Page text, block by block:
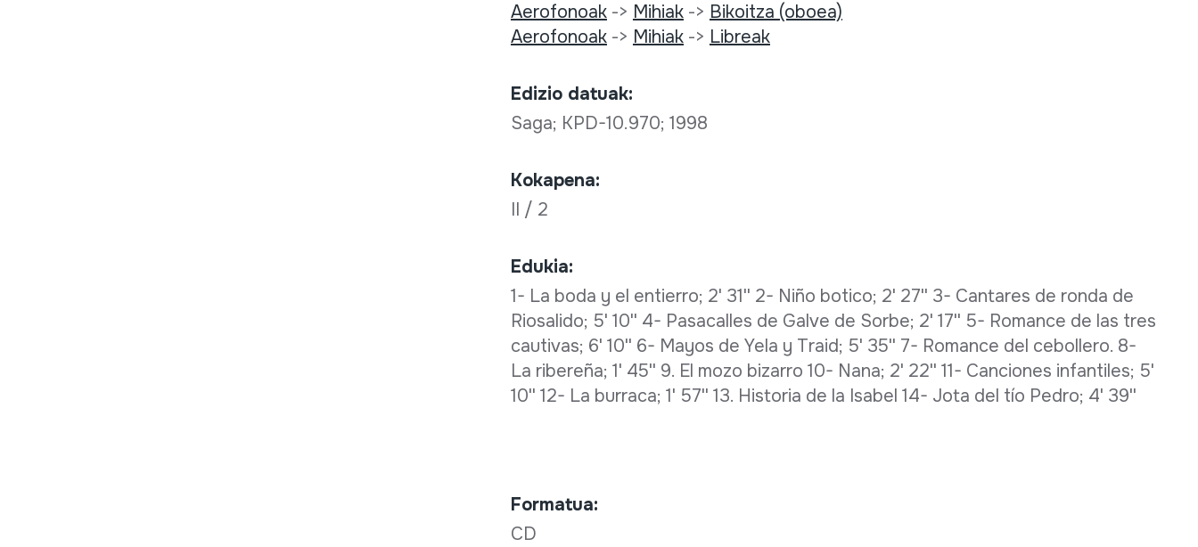
Aerofonoak-> Mihiak-> Bikoitza (oboea)
Aerofonoak-> Mihiak-> Libreak
Edizio datuak:
Saga; KPD-10.970; 1998
Kokapena:
II / 2
Edukia:
1- La boda y el entierro; 2' 31'' 2- Niño botico; 2' 27'' 3- Cantares de ronda de
Riosalido; 5' 10'' 4- Pasacalles de Galve de Sorbe; 2' 17'' 5- Romance de las tres
cautivas; 6' 10'' 6- Mayos de Yela y Traid; 5' 35'' 7- Romance del cebollero. 8-
La ribereña; 1' 45'' 9. El mozo bizarro 10- Nana; 2' 22'' 11- Canciones infantiles; 5'
10'' 12- La burraca; 1' 57'' 13. Historia de la Isabel 14- Jota del tío Pedro; 4' 39''
Formatua:
CD